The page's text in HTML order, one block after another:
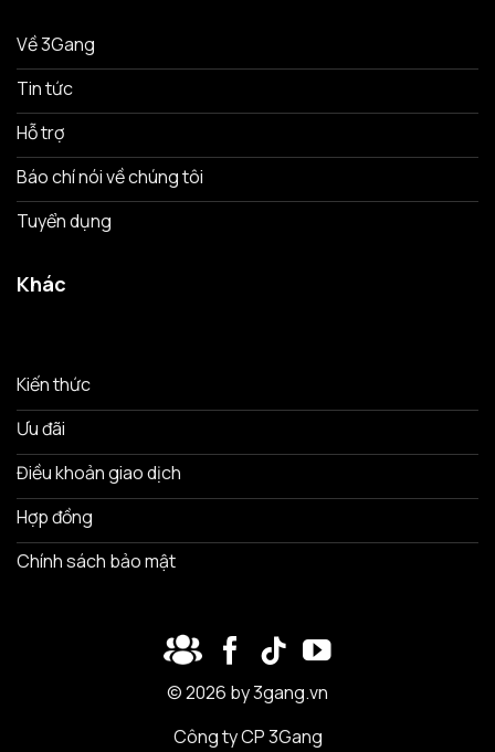
Về 3Gang
Tin tức
Hỗ trợ
Báo chí nói về chúng tôi
Tuyển dụng
Khác
Kiến thức
Ưu đãi
Điều khoản giao dịch
Hợp đồng
Chính sách bảo mật
© 2026 by 3gang.vn
Công ty CP 3Gang